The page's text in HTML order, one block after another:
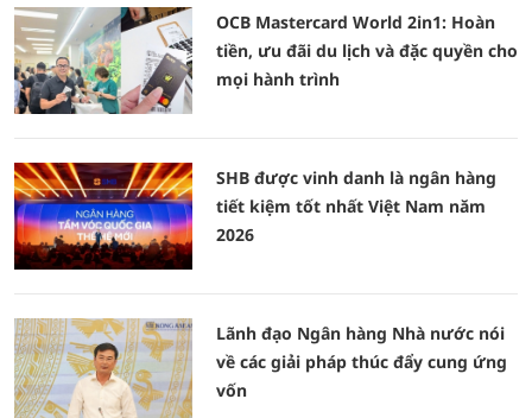
OCB Mastercard World 2in1: Hoàn
tiền, ưu đãi du lịch và đặc quyền cho
mọi hành trình
SHB được vinh danh là ngân hàng
tiết kiệm tốt nhất Việt Nam năm
2026
Lãnh đạo Ngân hàng Nhà nước nói
về các giải pháp thúc đẩy cung ứng
vốn